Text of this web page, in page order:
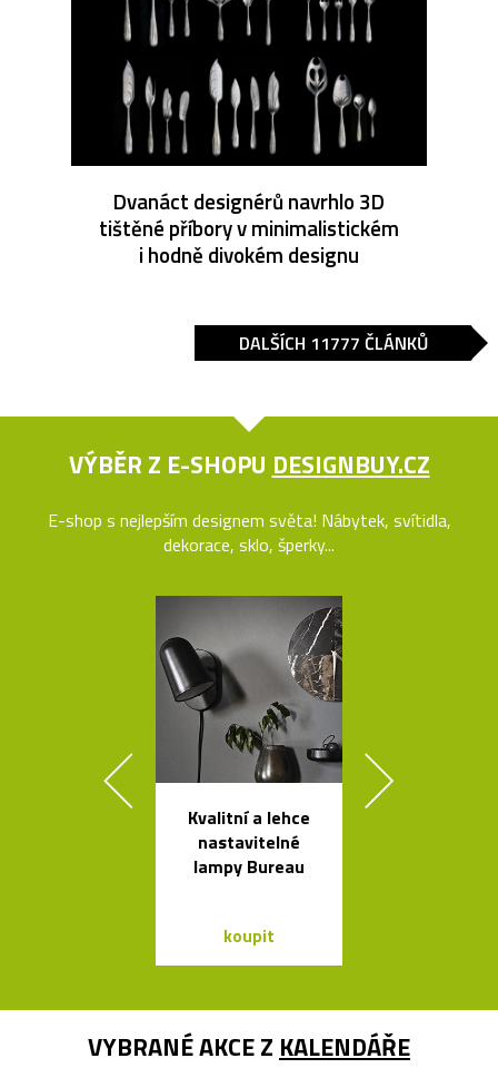
Dvanáct designérů navrhlo 3D
tištěné příbory v minimalistickém
i hodně divokém designu
DALŠÍCH 11777 ČLÁNKŮ
VÝBĚR Z E-SHOPU DESIGNBUY.CZ
E-shop s nejlepším designem světa! Nábytek, svítidla,
dekorace, sklo, šperky...
Kvalitní a lehce
nastavitelné
lampy Bureau
koupit
VYBRANÉ AKCE Z KALENDÁŘE